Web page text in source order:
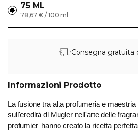
75 ML
78,67 € / 100 ml
Consegna gratuita
Informazioni Prodotto
La fusione tra alta profumeria e
sull'eredità di Mugler nell'arte delle
profumieri hanno creato la ricetta